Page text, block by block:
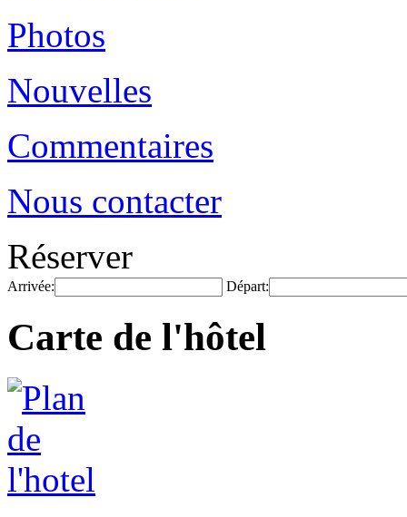
Photos
Nouvelles
Commentaires
Nous contacter
Réserver
Arrivée: Départ:
Carte de l'hôtel